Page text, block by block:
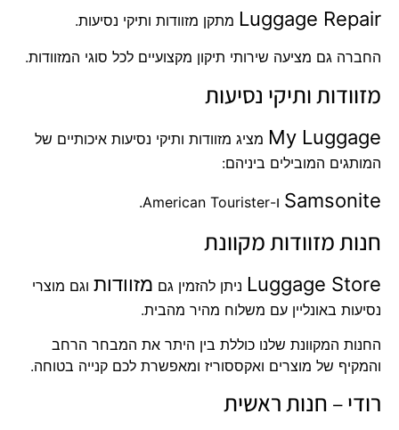
Luggage Repair מתקן מזוודות ותיקי נסיעות.
החברה גם מציעה שירותי תיקון מקצועיים לכל סוגי המזוודות.
מזוודות ותיקי נסיעות
My Luggage מציג מזוודות ותיקי נסיעות איכותיים של
המותגים המובילים ביניהם:
Samsonite ו-American Tourister.
חנות מזוודות מקוונת
Luggage Store ניתן להזמין גם מזוודות וגם מוצרי
נסיעות באונליין עם משלוח מהיר מהבית.
החנות המקוונת שלנו כוללת בין היתר את המבחר הרחב
והמקיף של מוצרים ואקססוריז ומאפשרת לכם קנייה בטוחה.
רודי – חנות ראשית